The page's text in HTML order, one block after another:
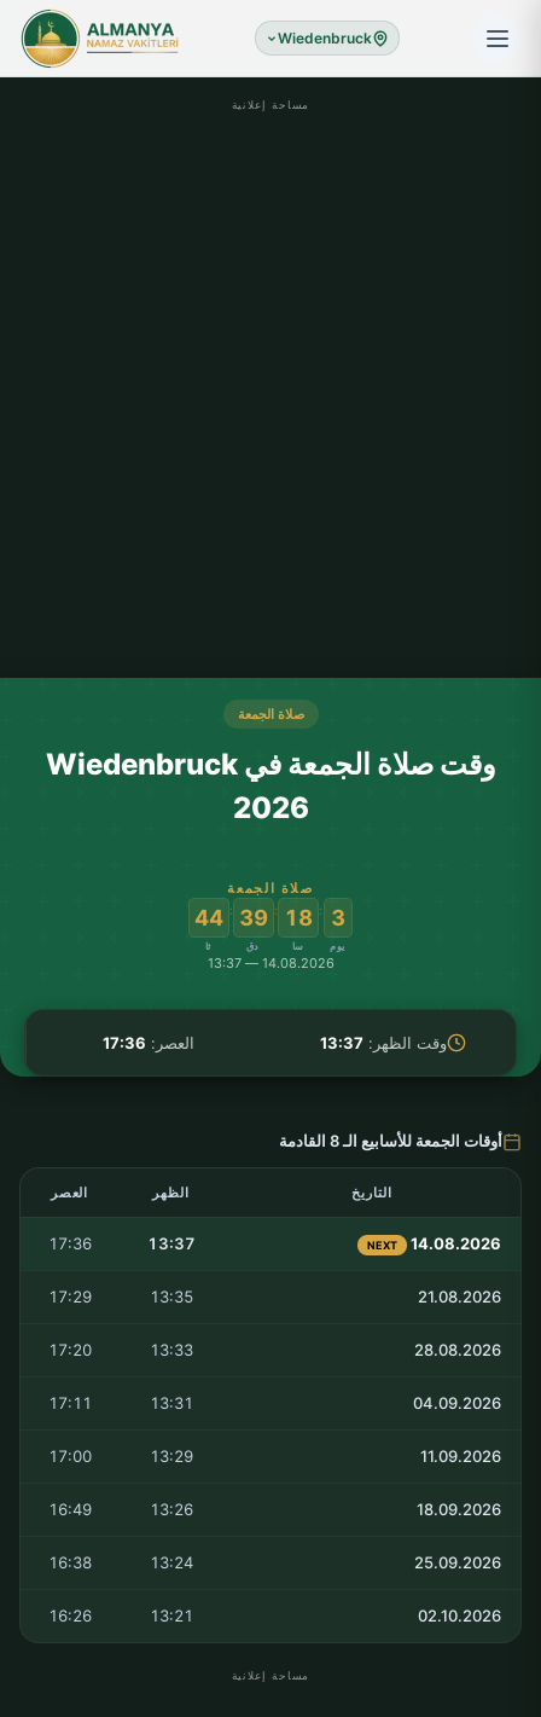
Wiedenbruck
مساحة إعلانية
صلاة الجمعة
وقت صلاة الجمعة في Wiedenbruck
2026
صلاة الجمعة
3
يوم
:
18
سا
:
39
دق
:
44
ثا
14.08.2026 — 13:37
وقت الظهر: 13:37 العصر: 17:36
أوقات الجمعة للأسابيع الـ 8 القادمة
التاريخ الظهر العصر
14.08.2026
NEXT
13:37
17:36
21.08.2026
13:35
17:29
28.08.2026
13:33
17:20
04.09.2026
13:31
17:11
11.09.2026
13:29
17:00
18.09.2026
13:26
16:49
25.09.2026
13:24
16:38
02.10.2026
13:21
16:26
مساحة إعلانية